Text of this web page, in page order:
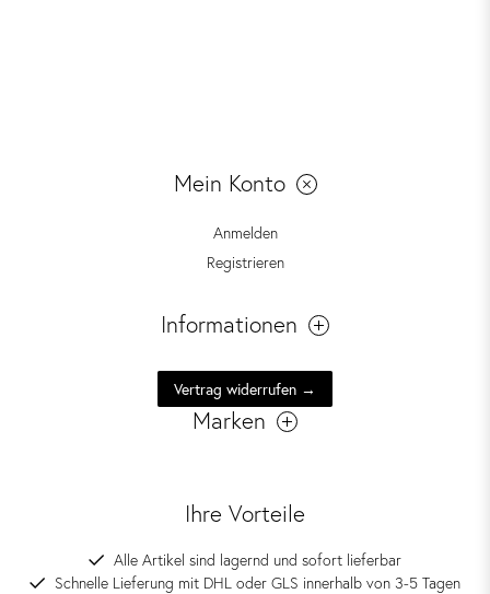
Mein Konto
Anmelden
Registrieren
Informationen
Vertrag widerrufen →
Marken
Ihre Vorteile
Alle Artikel sind lagernd und sofort lieferbar
Schnelle Lieferung mit DHL oder GLS innerhalb von 3-5 Tagen